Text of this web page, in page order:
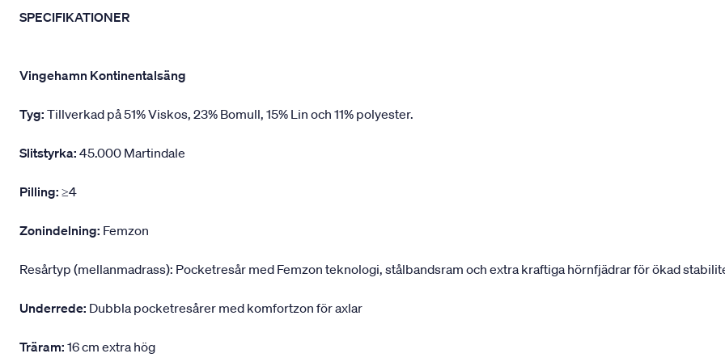
SPECIFIKATIONER
Vingehamn Kontinentalsäng
Tyg: Tillverkad på 51% Viskos, 23% Bomull, 15% Lin och 11% polyester.
Slitstyrka: 45.000 Martindale
Pilling: ≥4
Zonindelning: Femzon
Resårtyp (mellanmadrass): Pocketresår med Femzon teknologi, stålbandsram och extra kraftiga hörnfjädrar för ökad
Underrede: Dubbla pocketresårer med komfortzon för axlar
Träram: 16 cm extra hög